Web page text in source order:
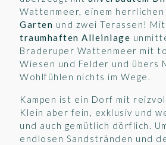
Wattenmeer, einem herrlichen
Garten und zwei Terassen!
traumhaften Alleinlage
Braderuper Wattenmeer mit
Wiesen und Felder und übers
Wohlfühlen nichts im Wege.
Kampen ist ein Dorf mit
Klein aber fein, exklusiv und
und auch gemütlich dörflich.
endlosen Sandstränden und